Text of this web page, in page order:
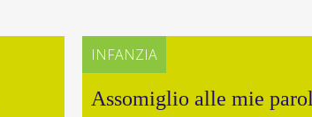
INFANZIA
Assomiglio alle mie